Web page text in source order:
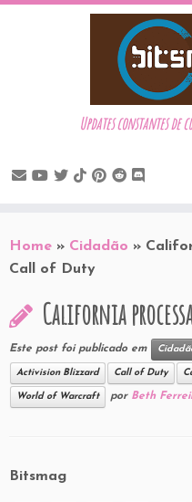
to
content
Updates constantes de
Home » Cidadão »
Call of Duty
California
Este post foi publicado em
Activision Blizzard Call of Duty
World of Warcraft por Beth
Bitsmag